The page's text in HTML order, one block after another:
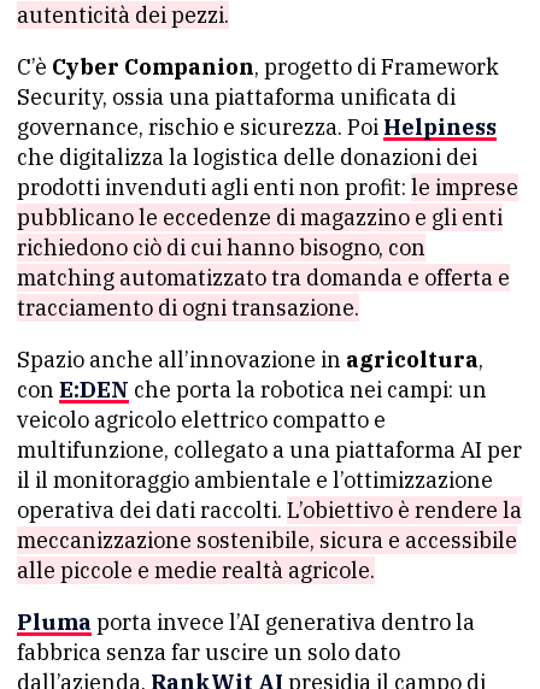
autenticità dei pezzi.
C’è Cyber Companion, progetto di Framework
Security, ossia una piattaforma unificata di
governance, rischio e sicurezza. Poi Helpiness
che digitalizza la logistica delle donazioni dei
prodotti invenduti agli enti non profit: le imprese
pubblicano le eccedenze di magazzino e gli enti
richiedono ciò di cui hanno bisogno, con
matching automatizzato tra domanda e offerta e
tracciamento di ogni transazione.
Spazio anche all’innovazione in agricoltura,
con E:DEN che porta la robotica nei campi: un
veicolo agricolo elettrico compatto e
multifunzione, collegato a una piattaforma AI per
il il monitoraggio ambientale e l’ottimizzazione
operativa dei dati raccolti. L’obiettivo è rendere la
meccanizzazione sostenibile, sicura e accessibile
alle piccole e medie realtà agricole.
Pluma porta invece l’AI generativa dentro la
fabbrica senza far uscire un solo dato
dall’azienda. RankWit AI presidia il campo di